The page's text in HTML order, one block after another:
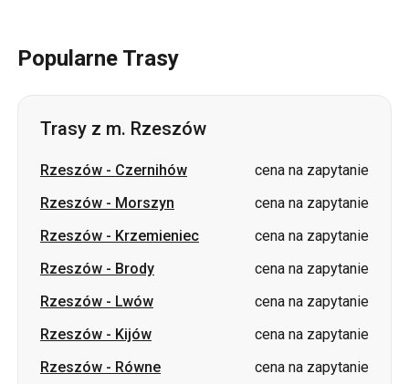
Popularne Trasy
Trasy z m. Rzeszów
Rzeszów - Czernihów
cena na zapytanie
Rzeszów - Morszyn
cena na zapytanie
Rzeszów - Krzemieniec
cena na zapytanie
Rzeszów - Brody
cena na zapytanie
Rzeszów - Lwów
cena na zapytanie
Rzeszów - Kijów
cena na zapytanie
Rzeszów - Równe
cena na zapytanie